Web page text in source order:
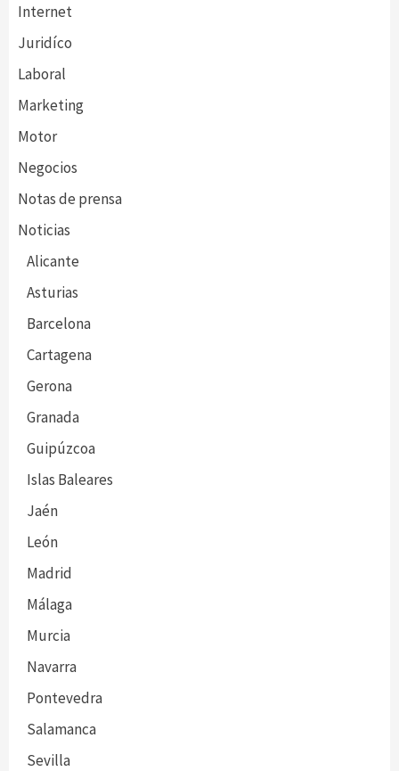
Internet
Juridíco
Laboral
Marketing
Motor
Negocios
Notas de prensa
Noticias
Alicante
Asturias
Barcelona
Cartagena
Gerona
Granada
Guipúzcoa
Islas Baleares
Jaén
León
Madrid
Málaga
Murcia
Navarra
Pontevedra
Salamanca
Sevilla